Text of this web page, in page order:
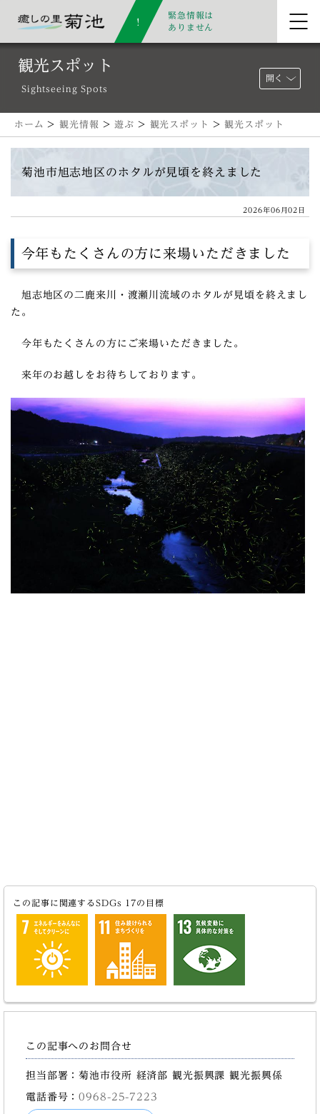
緊急情報は
ありません
観光スポット
Sightseeing Spots
開く
ホーム >観光情報 >遊ぶ > 観光スポット >観光スポット
菊池市旭志地区のホタルが見頃を終えました
2026年06月02日
今年もたくさんの方に来場いただきました
旭志地区の二鹿来川・渡瀬川流域のホタルが見頃を終えまし
た。
今年もたくさんの方にご来場いただきました。
来年のお越しをお待ちしております。
この記事に関連するSDGs 17の目標
この記事へのお問合せ
担当部署：菊池市役所 経済部 観光振興課 観光振興係
電話番号：0968-25-7223